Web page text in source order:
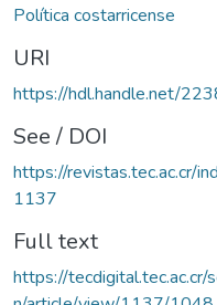
Política costarricense
URI
https://hdl.handle.net/
See / DOI
https://revistas.tec.ac.cr/
1137
Full text
https://tecdigital.tec.ac.cr/